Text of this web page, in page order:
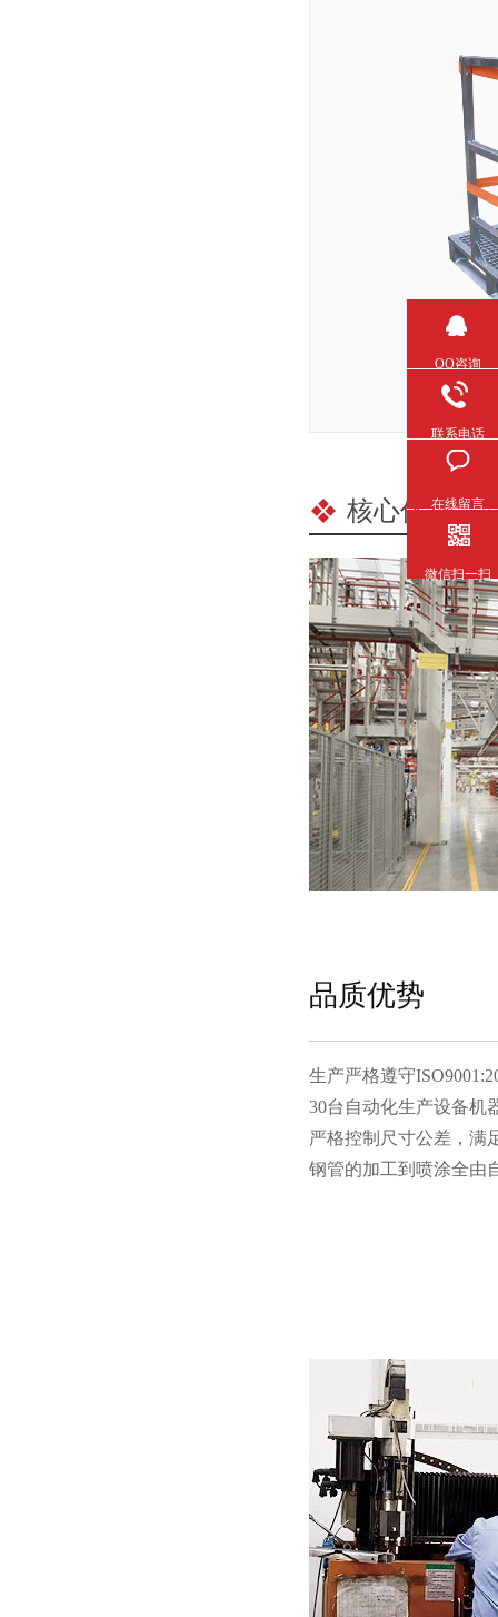
核心优势 /
品质优势
生产严格遵守
30台自动化生产设备机器人
严格控制尺寸公差，满
钢管的加工到喷涂全由自
QQ咨询
联系电话
在线留言
微信扫一扫